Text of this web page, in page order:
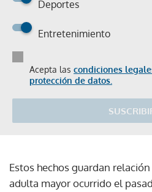
Deportes
Entretenimiento
Acepta las condiciones
protección de datos.
Estos hechos guardan
adulta mayor ocurrido el